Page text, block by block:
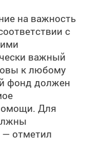
на важность
с
важный
к любому
фонд должен
Для
— отметил